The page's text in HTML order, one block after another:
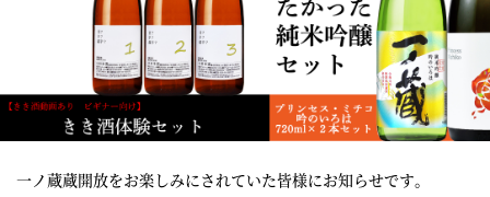
一ノ蔵蔵開放をお楽しみにされていた皆様にお知らせです。